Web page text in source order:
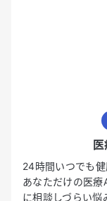
24時間いつでも
あなただけの医療
に相談しづらい悩